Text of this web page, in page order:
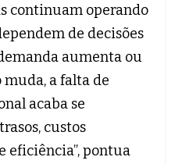
continuam operando
de decisões
aumenta ou
a falta de
acaba se
custos
eficiência”, pontua